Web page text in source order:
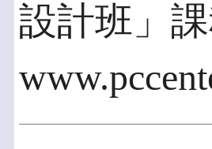
設計班」